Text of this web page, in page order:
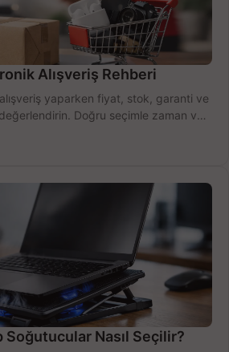
Alışveriş Rehberi
yaparken fiyat, stok, garanti ve
değerlendirin. Doğru seçimle zaman ve
Soğutucular Nasıl Seçilir?